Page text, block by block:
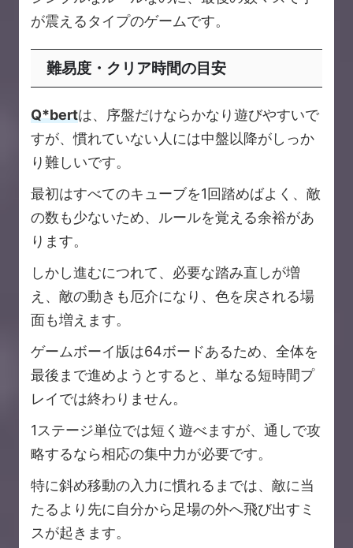
が震えるタイプのゲームです。
難易度・クリア時間の目安
Q*bertは、序盤だけならかなり遊びやすいで
すが、慣れていない人には中盤以降がしっか
り難しいです。
最初はすべてのキューブを1回踏めばよく、敵
の数も少ないため、ルールを覚える余裕があ
ります。
しかし進むにつれて、必要な踏み直しが増
え、敵の動きも厄介になり、色を戻される場
面も増えます。
ゲームボーイ版は64ボードあるため、全体を
最後まで進めようとすると、単なる短時間プ
レイでは終わりません。
1ステージ単位では短く遊べますが、通しで攻
略するなら相応の集中力が必要です。
特に斜め移動の入力に慣れるまでは、敵に当
たるより先に自分から足場の外へ飛び出すミ
スが起きます。